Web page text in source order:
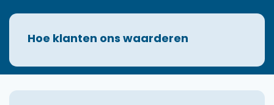
Hoe klanten ons waarderen